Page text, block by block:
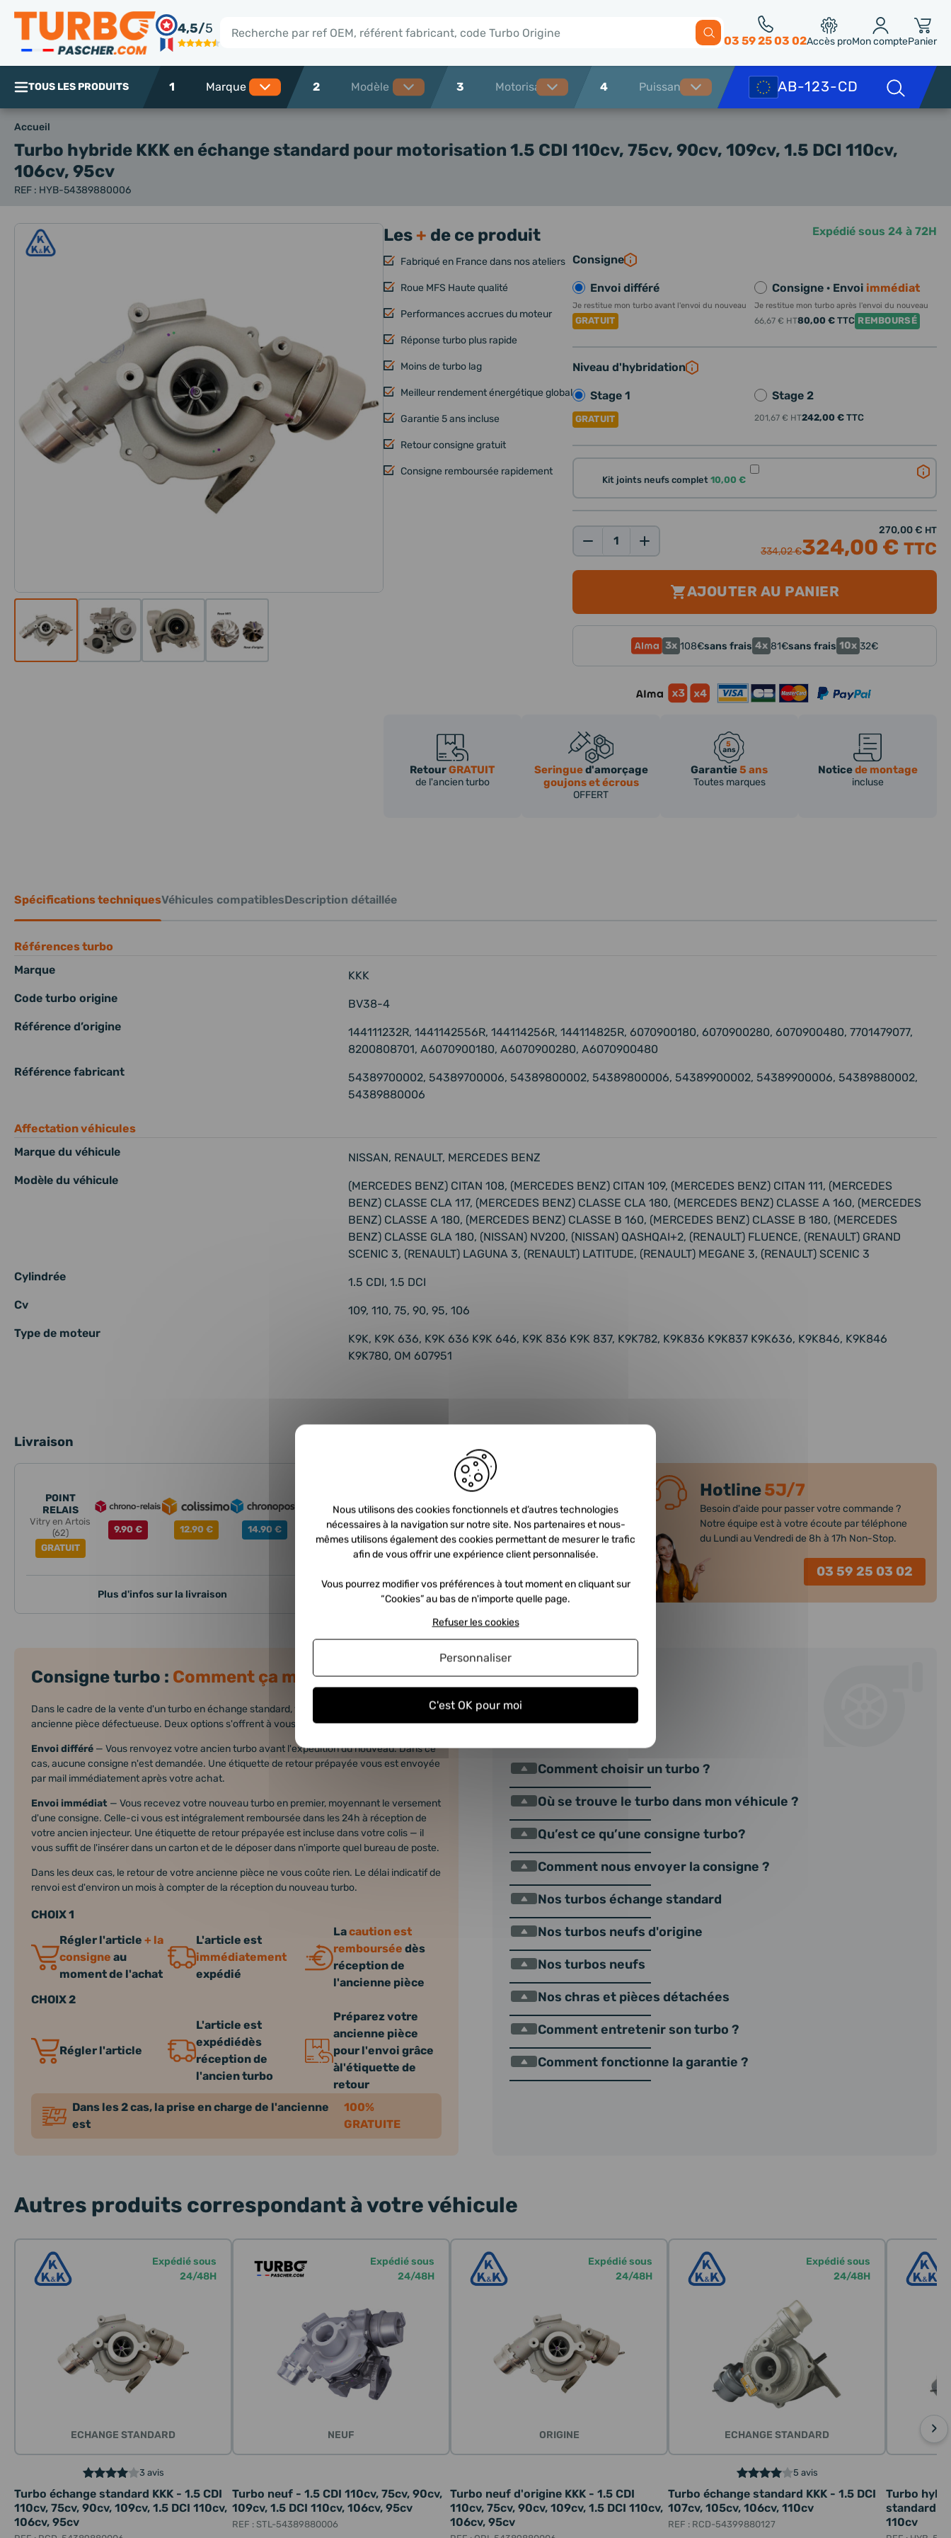
4,5/5
Rechercher 03 59 25 03 02Accès proMon comptePanier
TOUS LES PRODUITS 1 2 3 4
Accueil
Turbo hybride KKK en échange standard pour motorisation 1.5 CDI 110cv, 75cv, 90cv, 109cv, 1.5 DCI 110cv,
106cv, 95cv
REF : HYB-54389880006
Les+ de ce produit
Fabriqué en France dans nos ateliers
Roue MFS Haute qualité
Performances accrues du moteur
Réponse turbo plus rapide
Moins de turbo lag
Meilleur rendement énergétique global
Garantie 5 ans incluse
Retour consigne gratuit
Consigne remboursée rapidement
Expédié sous 24 à 72H
Consigne
Envoi différé
Je restitue mon turbo avant l'envoi du nouveau
GRATUIT
Consigne · Envoi immédiat
Je restitue mon turbo après l'envoi du nouveau
66,67 € HT80,00 € TTC REMBOURSÉ
Niveau d'hybridation
Stage 1
GRATUIT
Stage 2
201,67 € HT242,00 € TTC
Kit joints neufs complet10,00 €
334,02 €
270,00 € HT
324,00 € TTC
AJOUTER AU PANIER
3x 108€sans frais 4x 81€sans frais 10x 32€
RetourGRATUIT
de l'ancien turbo
Seringued'amorçage
goujons et écrous
OFFERT
Garantie5 ans
Toutes marques
Noticede montage
incluse
Spécifications techniquesVéhicules compatiblesDescription détaillée
Références turbo
Marque
KKK
Code turbo origine BV38-4
Référence d’origine
144111232R, 1441142556R, 144114256R, 144114825R, 6070900180, 6070900280, 6070900480, 7701479077,
8200808701, A6070900180, A6070900280, A6070900480
Référence fabricant
54389700002, 54389700006, 54389800002, 54389800006, 54389900002, 54389900006, 54389880002,
54389880006
Affectation véhicules
Marque du véhicule
NISSAN, RENAULT, MERCEDES BENZ
Modèle du véhicule
(MERCEDES BENZ) CITAN 108, (MERCEDES BENZ) CITAN 109, (MERCEDES BENZ) CITAN 111, (MERCEDES
BENZ) CLASSE CLA 117, (MERCEDES BENZ) CLASSE CLA 180, (MERCEDES BENZ) CLASSE A 160, (MERCEDES
BENZ) CLASSE A 180, (MERCEDES BENZ) CLASSE B 160, (MERCEDES BENZ) CLASSE B 180, (MERCEDES
BENZ) CLASSE GLA 180, (NISSAN) NV200, (NISSAN) QASHQAI+2, (RENAULT) FLUENCE, (RENAULT) GRAND
SCENIC 3, (RENAULT) LAGUNA 3, (RENAULT) LATITUDE, (RENAULT) MEGANE 3, (RENAULT) SCENIC 3
Cylindrée 1.5 CDI, 1.5 DCI
Cv 109, 110, 75, 90, 95, 106
Type de moteur
K9K, K9K 636, K9K 636 K9K 646, K9K 836 K9K 837, K9K782, K9K836 K9K837 K9K636, K9K846, K9K846
K9K780, OM 607951
Livraison
POINT
RELAIS
Vitry en Artois
(62)
GRATUIT
9.90 € 12.90 € 14.90 €
Plus d'infos sur la livraison
sans frais 4x
4x sans frais
Hotline5J/7
Besoin d'aide pour passer votre commande ?
Notre équipe est à votre écoute par téléphone
du Lundi au Vendredi de 8h à 17h Non-Stop.
03 59 25 03 02
Consigne turbo : Comment ça marche ?
Dans le cadre de la vente d'un turbo en échange standard, vous devez nous retourner votre
ancienne pièce défectueuse. Deux options s'offrent à vous :
Envoi différé — Vous renvoyez votre ancien turbo avant l'expédition du nouveau. Dans ce
cas, aucune consigne n'est demandée. Une étiquette de retour prépayée vous est envoyée
par mail immédiatement après votre achat.
Envoi immédiat — Vous recevez votre nouveau turbo en premier, moyennant le versement
d'une consigne. Celle-ci vous est intégralement remboursée dans les 24h à réception de
votre ancien injecteur. Une étiquette de retour prépayée est incluse dans votre colis — il
vous suffit de l'insérer dans un carton et de le déposer dans n'importe quel bureau de poste.
Dans les deux cas, le retour de votre ancienne pièce ne vous coûte rien. Le délai indicatif de
renvoi est d'environ un mois à compter de la réception du nouveau turbo.
CHOIX 1
Régler l'article + la
consigne au
moment de l'achat
L'article est
immédiatement
expédié
Lacaution est
remboursée dès
réception de
l'ancienne pièce
CHOIX 2
Régler l'article
L'article est
expédiédès
réception de
l'ancien turbo
Préparez votre
ancienne pièce
pour l'envoi grâce
àl'étiquette de
retour
Dans les 2 cas, la prise en charge de l'ancienne
est
100%
GRATUITE
Guide d'achat
FAQ TURBO
Comment choisir un turbo ?
Où se trouve le turbo dans mon véhicule ?
Qu’est ce qu’une consigne turbo?
Comment nous envoyer la consigne ?
Nos turbos échange standard
Nos turbos neufs d'origine
Nos turbos neufs
Nos chras et pièces détachées
Comment entretenir son turbo ?
Comment fonctionne la garantie ?
Autres produits correspondant à votre véhicule
›
Expédié sous
24/48H
ECHANGE STANDARD
3 avis
Turbo échange standard KKK - 1.5 CDI
110cv, 75cv, 90cv, 109cv, 1.5 DCI 110cv,
106cv, 95cv
Expédié sous
24/48H
NEUF
Turbo neuf - 1.5 CDI 110cv, 75cv, 90cv,
109cv, 1.5 DCI 110cv, 106cv, 95cv
REF : STL-54389880006
Expédié sous
24/48H
ORIGINE
Turbo neuf d'origine KKK - 1.5 CDI
110cv, 75cv, 90cv, 109cv, 1.5 DCI 110cv,
106cv, 95cv
Expédié sous
24/48H
ECHANGE STANDARD
5 avis
Turbo échange standard KKK - 1.5 DCI
107cv, 105cv, 106cv, 110cv
REF : RCD-54399880127
Turbo
standard -
110cv
Panneau de gestion des cookies
Nous utilisons des cookies fonctionnels et d’autres technologies
nécessaires à la navigation sur notre site. Nos partenaires et nous-
mêmes utilisons également des cookies permettant de mesurer le trafic
afin de vous offrir une expérience client personnalisée.
Vous pourrez modifier vos préférences à tout moment en cliquant sur
“Cookies” au bas de n'importe quelle page.
C'est OK pour moi
Refuser les cookies
Personnaliser